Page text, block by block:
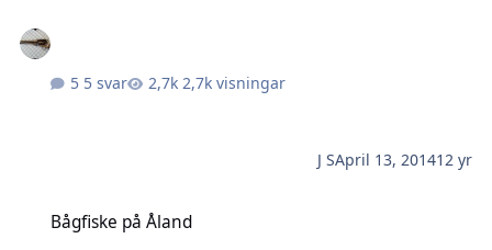
5 svar 2,7k visningar
J SApril 13, 201412 yr
Bågfiske på Åland